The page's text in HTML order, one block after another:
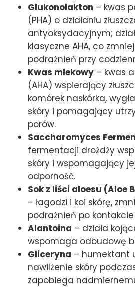
Glukonolakton – kwas
(PHA) o działaniu
antyoksydacyjnym;
klasyczne AHA, co
podrażnień przy
Kwas mlekowy – kwas
(AHA) wspierający
komórek naskórka,
skóry i pomagający
porów.
Saccharomyces
fermentacji drożdży
skóry i wspomagający
odporność.
Sok z liści aloesu (Aloe
– łagodzi i koi skórę,
podrażnień po
Alantoina – działa
wspomaga odbudowę
Gliceryna – humektant
nawilżenie skóry
zapobiega